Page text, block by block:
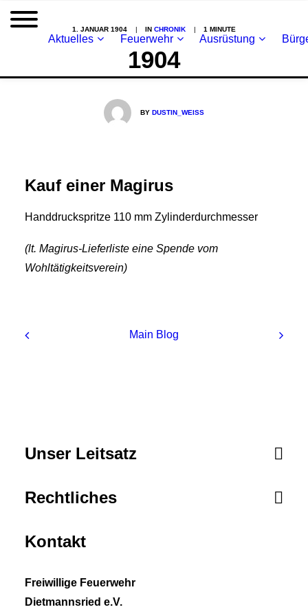
Aktuelles Feuerwehr Ausrüstung
1. JANUAR 1904 | IN CHRONIK | 1 MINUTE
1904
BYDUSTIN_WEISS
Kauf einer Magirus
Handdruckspritze 110 mm Zylinderdurchmesser
(lt. Magirus-Lieferliste eine Spende vom
Wohltätigkeitsverein)
Main Blog
Unser Leitsatz
Rechtliches
Kontakt
Freiwillige Feuerwehr
Dietmannsried e.V.